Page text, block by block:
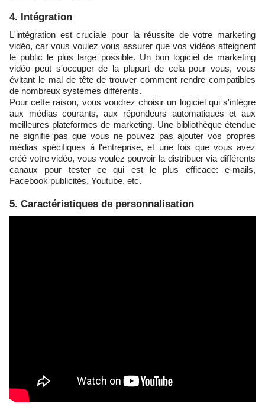
4. Intégration
L'intégration est cruciale pour la réussite de votre marketing
vidéo, car vous voulez vous assurer que vos vidéos atteignent
le public le plus large possible. Un bon logiciel de marketing
vidéo peut s'occuper de la plupart de cela pour vous, vous
évitant le mal de tête de trouver comment rendre compatibles
de nombreux systèmes différents.
Pour cette raison, vous voudrez choisir un logiciel qui s'intègre
aux médias courants, aux répondeurs automatiques et aux
meilleures plateformes de marketing. Une bibliothèque étendue
ne signifie pas que vous ne pouvez pas ajouter vos propres
médias spécifiques à l'entreprise, et une fois que vous avez
créé votre vidéo, vous voulez pouvoir la distribuer via différents
canaux pour tester ce qui est le plus efficace: e-mails,
Facebook publicités, Youtube, etc.
5. Caractéristiques de personnalisation